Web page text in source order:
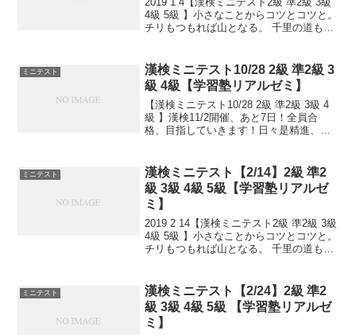
4級 5級 】小さなことからコツとコツと。
チリもつもれば山となる。 千里の道も一
熟語問題などの出来具合が合否...
ミニテスト
漢検ミニテスト10/28 2級 準2級 3
級 4級【学習塾リアルゼミ】
【漢検ミニテスト10/28 2級 準2級 3級 4
級 】漢検11/2開催、あと7日！全員合
格、目指していきます！日々是精進、継
ミニテスト
漢検ミニテスト【2/14】2級 準2
級 3級 4級 5級【学習塾リアルゼ
ミ】
2019 2 14【漢検ミニテスト2級 準2級 3級
4級 5級 】小さなことからコツとコツと。
チリもつもれば山となる。 千里の道も一
熟語問題などの出来具合が合...
ミニテスト
漢検ミニテスト【2/24】2級 準2
級 3級 4級 5級 【学習塾リアルゼ
ミ】